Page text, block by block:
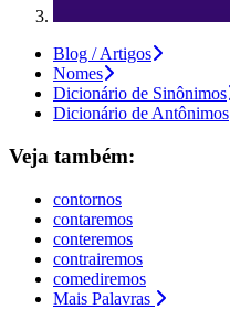
Blog / Artigos
Nomes
Dicionário de Sinônimos
Dicionário de Antônimos
Veja também:
contornos
contaremos
conteremos
contrairemos
comediremos
Mais Palavras